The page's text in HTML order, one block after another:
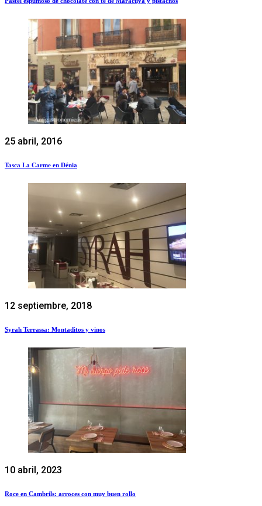
25 abril, 2016
Tasca La Carme en Dénia
12 septiembre, 2018
Syrah Terrassa: Montaditos y vinos
10 abril, 2023
Roce en Cambrils: arroces con muy buen rollo